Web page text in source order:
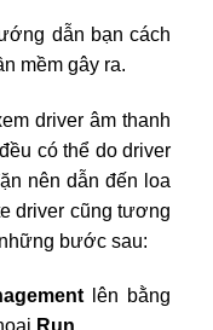
dẫn bạn cách
mềm gây ra.
driver âm thanh
có thể do driver
nên dẫn đến loa
driver cũng tương
bước sau:
lên bằng